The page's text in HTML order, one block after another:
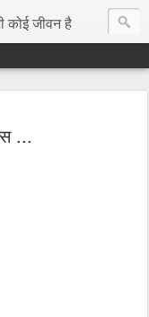
कोई जीवन है
...